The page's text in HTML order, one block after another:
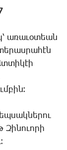
առաւօտեան
Զինուորի